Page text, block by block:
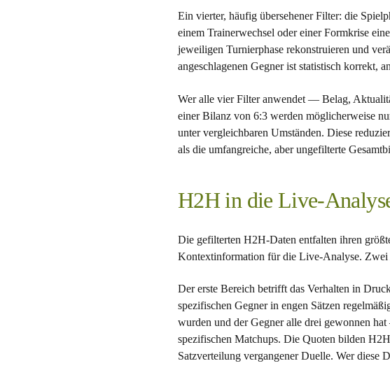
Ein vierter, häufig übersehener Filter: die
einem Trainerwechsel oder einer Formkrise
jeweiligen Turnierphase rekonstruieren und
angeschlagenen Gegner ist statistisch korrekt,
Wer alle vier Filter anwendet — Belag,
einer Bilanz von 6:3 werden möglicherweise
unter vergleichbaren Umständen. Diese
als die umfangreiche, aber ungefilterte
H2H in die Live-
Die gefilterten H2H-Daten entfalten ihren
Kontextinformation für die Live-Analyse. Zwei
Der erste Bereich betrifft das Verhalten in
spezifischen Gegner in engen Sätzen
wurden und der Gegner alle drei gewonnen
spezifischen Matchups. Die Quoten bilden
Satzverteilung vergangener Duelle. Wer diese